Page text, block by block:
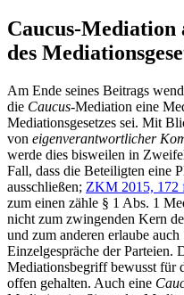
Caucus-Mediation
des
Am Ende seines Beitrags
die Caucus-Mediation eine
Mediationsgesetzes sei. Mit
von eigenverantwortlicher
werde dies bisweilen in
Fall, dass die Beteiligten eine
ausschließen; ZKM 2015, 172
zum einen zähle § 1 Abs. 1
nicht zum zwingenden Kern
und zum anderen erlaube
Einzelgespräche der Parteien.
Mediationsbegriff bewusst für
offen gehalten. Auch eine